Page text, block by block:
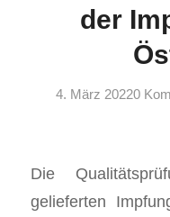
der
4. März 20220
Die
gelieferten